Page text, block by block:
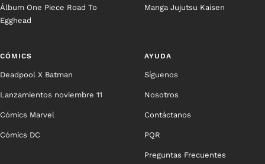
Álbum One Piece Road To
Egghead
Manga Jujutsu Kaisen
CÓMICS
Deadpool X Batman
Lanzamientos noviembre 11
Cómics Marvel
Cómics DC
AYUDA
Síguenos
Nosotros
Contáctanos
PQR
Preguntas Frecuentes